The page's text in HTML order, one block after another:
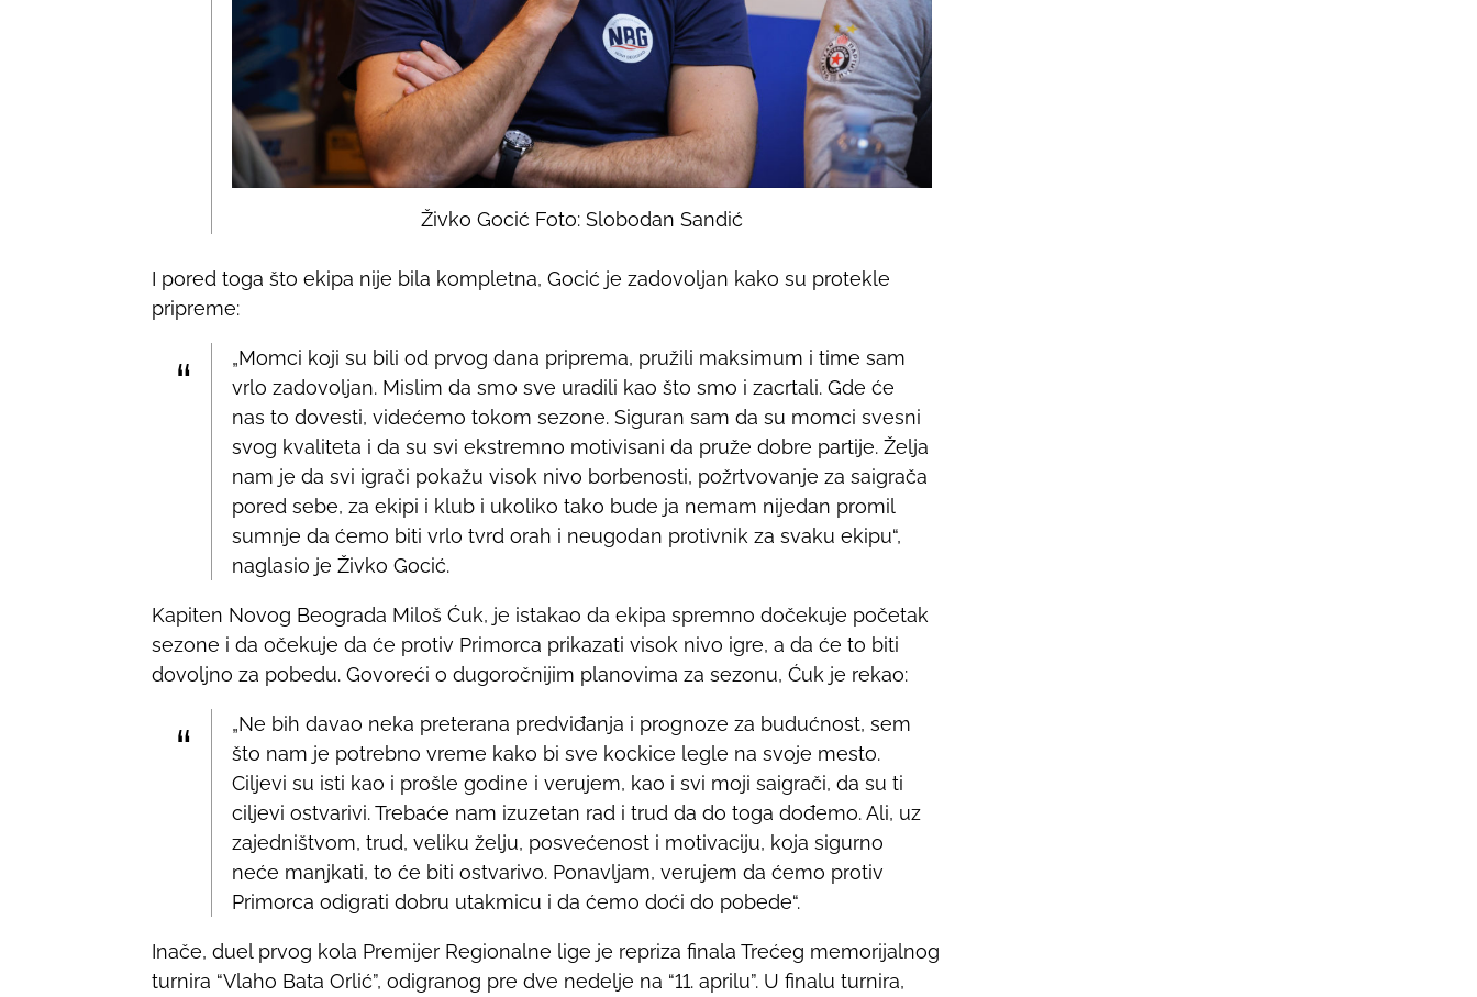
Živko Gocić Foto: Slobodan Sandić
I pored toga što ekipa nije bila kompletna, Gocić je zadovoljan kako su protekle
pripreme:
„Momci koji su bili od prvog dana priprema, pružili maksimum i time sam
vrlo zadovoljan. Mislim da smo sve uradili kao što smo i zacrtali. Gde će
nas to dovesti, videćemo tokom sezone. Siguran sam da su momci svesni
svog kvaliteta i da su svi ekstremno motivisani da pruže dobre partije. Želja
nam je da svi igrači pokažu visok nivo borbenosti, požrtvovanje za saigrača
pored sebe, za ekipi i klub i ukoliko tako bude ja nemam nijedan promil
sumnje da ćemo biti vrlo tvrd orah i neugodan protivnik za svaku ekipu“,
naglasio je Živko Gocić.
Kapiten Novog Beograda Miloš Ćuk, je istakao da ekipa spremno dočekuje početak
sezone i da očekuje da će protiv Primorca prikazati visok nivo igre, a da će to biti
dovoljno za pobedu. Govoreći o dugoročnijim planovima za sezonu, Ćuk je rekao:
„Ne bih davao neka preterana predviđanja i prognoze za budućnost, sem
što nam je potrebno vreme kako bi sve kockice legle na svoje mesto.
Ciljevi su isti kao i prošle godine i verujem, kao i svi moji saigrači, da su ti
ciljevi ostvarivi. Trebaće nam izuzetan rad i trud da do toga dođemo. Ali, uz
zajedništvom, trud, veliku želju, posvećenost i motivaciju, koja sigurno
neće manjkati, to će biti ostvarivo. Ponavljam, verujem da ćemo protiv
Primorca odigrati dobru utakmicu i da ćemo doći do pobede“.
Inače, duel prvog kola Premijer Regionalne lige je repriza finala Trećeg memorijalnog
turnira “Vlaho Bata Orlić”, odigranog pre dve nedelje na “11. aprilu”. U finalu turnira,